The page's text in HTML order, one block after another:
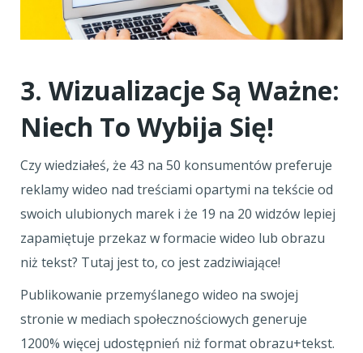
3. Wizualizacje Są Ważne:
Niech To Wybija Się!
Czy wiedziałeś, że 43 na 50 konsumentów preferuje
reklamy wideo nad treściami opartymi na tekście od
swoich ulubionych marek i że 19 na 20 widzów lepiej
zapamiętuje przekaz w formacie wideo lub obrazu
niż tekst? Tutaj jest to, co jest zadziwiające!
Publikowanie przemyślanego wideo na swojej
stronie w mediach społecznościowych generuje
1200% więcej udostępnień niż format obrazu+tekst.